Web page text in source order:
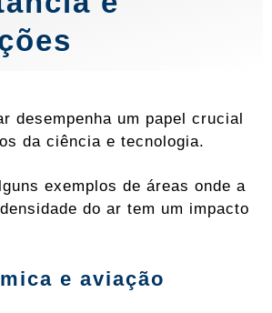
desempenha um papel crucial
da ciência e tecnologia.
exemplos de áreas onde a
do ar tem um impacto
e aviação